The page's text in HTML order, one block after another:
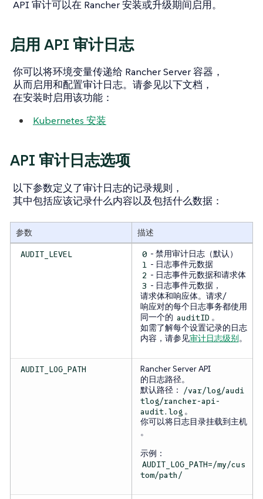
API 审计可以在 Rancher 安装或升级期间启用。
启用 API 审计日志
你可以将环境变量传递给 Rancher Server 容器，
从而启用和配置审计日志。请参见以下文档，
在安装时启用该功能：
Kubernetes 安装
API 审计日志选项
以下参数定义了审计日志的记录规则，
其中包括应该记录什么内容以及包括什么数据：
参数 描述
AUDIT_LEVEL 0 - 禁用审计日志（默认）
1 - 日志事件元数据
2 - 日志事件元数据和请求体
3 - 日志事件元数据，
请求体和响应体。请求/
响应对的每个日志事务都使用
同一个的 auditID 。
如需了解每个设置记录的日志
内容，请参见审计日志级别 。
AUDIT_LOG_PATH
Rancher Server API
的日志路径。
默认路径： /var/log/audi
tlog/rancher-api-
audit.log 。
你可以将日志目录挂载到主机
。
示例：
AUDIT_LOG_PATH=/my/cus
tom/path/